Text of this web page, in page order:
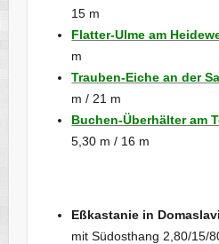
15 m
Flatter-Ulme am
m
Trauben-Eiche an der
m / 21 m
Buchen-Überhälter am
5,30 m / 16 m
Eßkastanie in
mit Südosthang 2,80/15/